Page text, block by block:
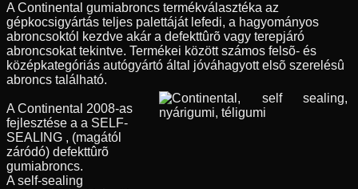
A Continental gumiabroncs termékválasztéka az
gépkocsigyártás teljes palettáját lefedi, a hagyományos
abroncsoktól kezdve akár a defekttûrõ vagy terepjáró
abroncsokat tekintve. Termékei között számos felsõ- és
középkategóriás autógyártó által jóváhagyott elsõ szerelésû
abroncs található.
A Continental 2008-as
fejlesztése a a SELF-
SEALING , (magától
záródó) defekttûrõ
gumiabroncs.
A self-sealing